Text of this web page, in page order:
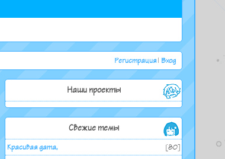
Регистрация| Вход
Наши проекты
Свежие темы
Красивая дата.
[80]